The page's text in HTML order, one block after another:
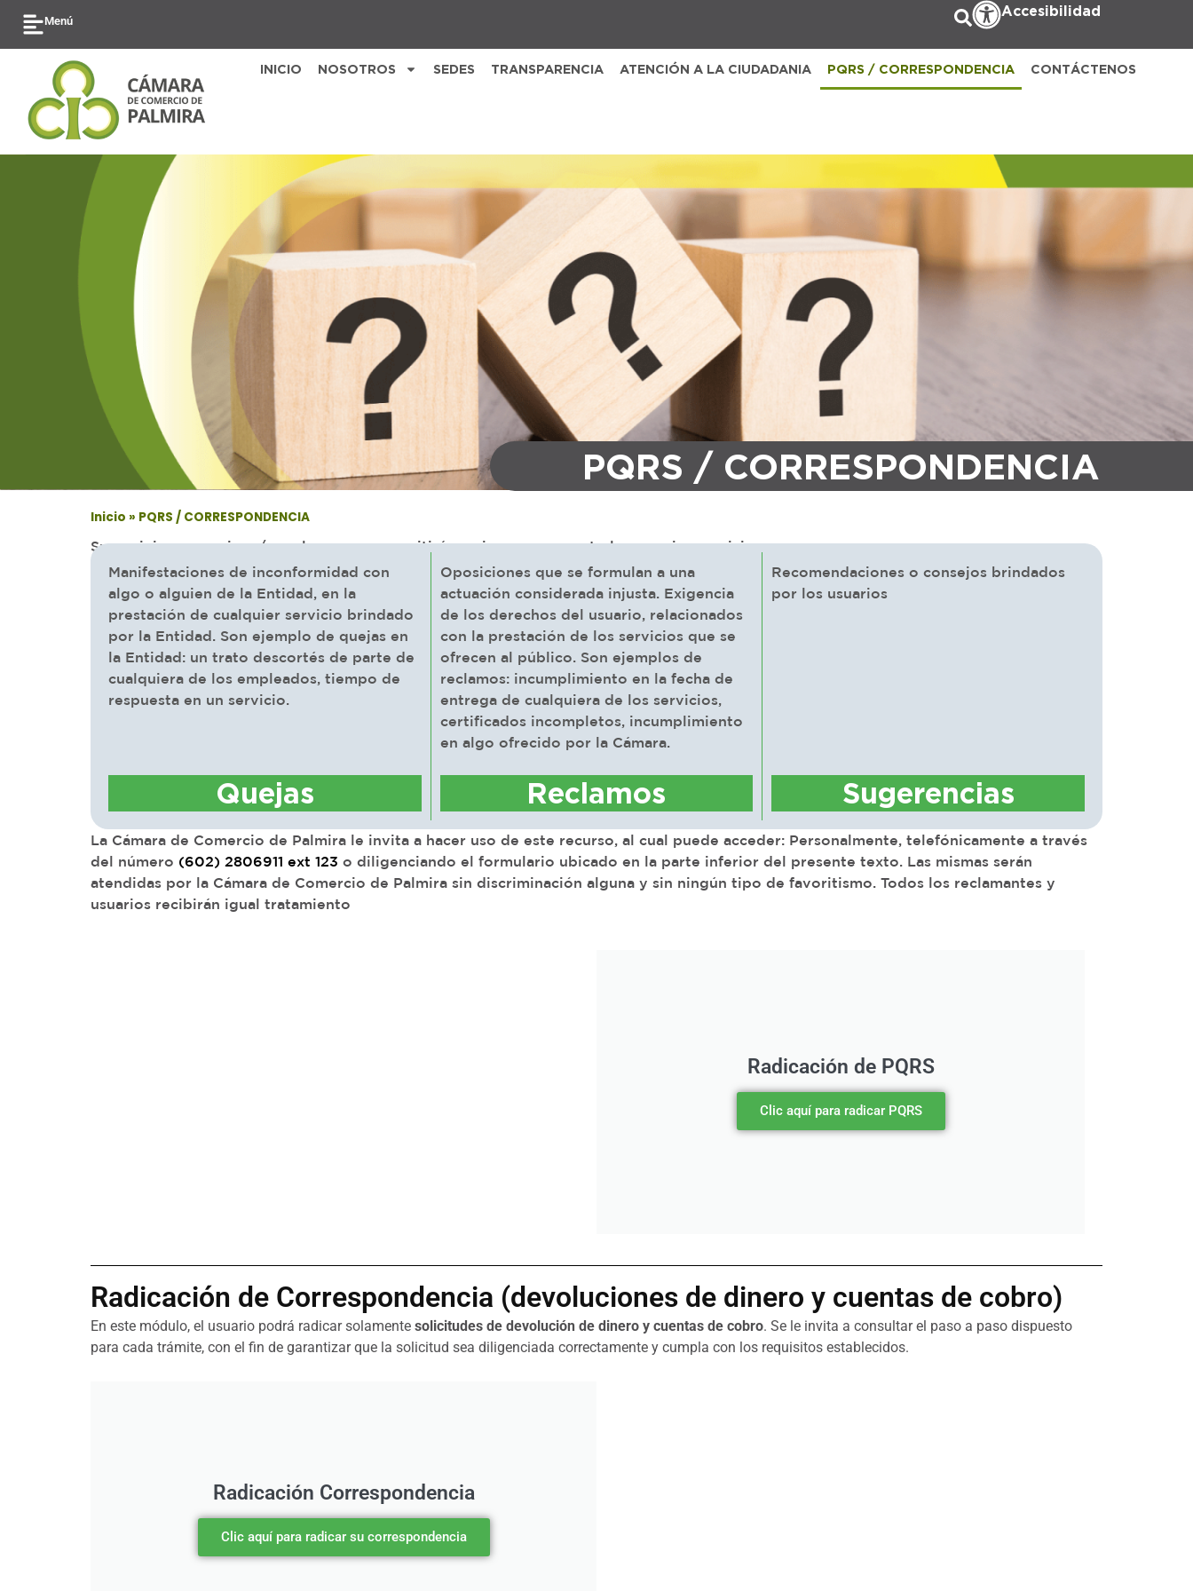
contenido
Menú
Accesibilidad
INICIO NOSOTROS SEDES TRANSPARENCIA ATENCIÓN A LA CIUDADANIA PQRS / CORRESPONDENCIA CONTÁCTENOS
PQRS / CORRESPONDENCIA
Inicio » PQRS / CORRESPONDENCIA
Sus opiniones, quejas y/o reclamos nos permitirán mejorar para prestarle un mejor servicio.
Manifestaciones de inconformidad con
algo o alguien de la Entidad, en la
prestación de cualquier servicio brindado
por la Entidad. Son ejemplo de quejas en
la Entidad: un trato descortés de parte de
cualquiera de los empleados, tiempo de
respuesta en un servicio.
Quejas
Oposiciones que se formulan a una
actuación considerada injusta. Exigencia
de los derechos del usuario, relacionados
con la prestación de los servicios que se
ofrecen al público. Son ejemplos de
reclamos: incumplimiento en la fecha de
entrega de cualquiera de los servicios,
certificados incompletos, incumplimiento
en algo ofrecido por la Cámara.
Reclamos
Recomendaciones o consejos brindados
por los usuarios
Sugerencias
La Cámara de Comercio de Palmira le invita a hacer uso de este recurso, al cual puede acceder: Personalmente, telefónicamente a través
del número (602) 2806911 ext 123 o diligenciando el formulario ubicado en la parte inferior del presente texto. Las mismas serán
atendidas por la Cámara de Comercio de Palmira sin discriminación alguna y sin ningún tipo de favoritismo. Todos los reclamantes y
usuarios recibirán igual tratamiento
Radicación de PQRS
Clic aquí para radicar PQRS
Radicación de Correspondencia (devoluciones de dinero y cuentas de cobro)
En este módulo, el usuario podrá radicar solamente solicitudes de devolución de dinero y cuentas de cobro. Se le invita a consultar el paso a paso dispuesto
para cada trámite, con el fin de garantizar que la solicitud sea diligenciada correctamente y cumpla con los requisitos establecidos.
Radicación Correspondencia
Clic aquí para radicar su correspondencia